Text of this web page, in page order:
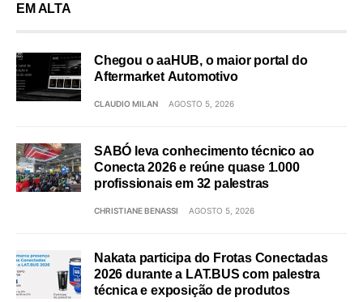
EM ALTA
Chegou o aaHUB, o maior portal do
Aftermarket Automotivo
CLAUDIO MILAN AGOSTO 5, 2026
SABÓ leva conhecimento técnico ao
Conecta 2026 e reúne quase 1.000
profissionais em 32 palestras
CHRISTIANE BENASSI AGOSTO 5, 2026
Nakata participa do Frotas Conectadas
2026 durante a LAT.BUS com palestra
técnica e exposição de produtos